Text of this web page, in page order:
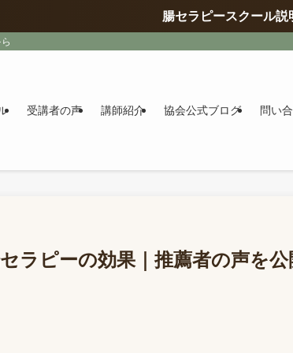
腸セラピースクール説
受講者の声 講師紹介 協会公式ブログ 問い
ラピーの効果｜推薦者の声を